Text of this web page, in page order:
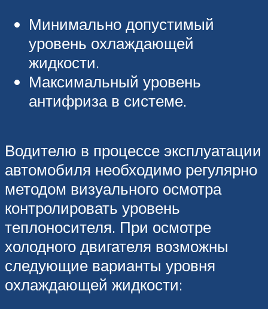
Минимально допустимый
уровень охлаждающей
жидкости.
Максимальный уровень
антифриза в системе.
Водителю в процессе эксплуатации
автомобиля необходимо регулярно
методом визуального осмотра
контролировать уровень
теплоносителя. При осмотре
холодного двигателя возможны
следующие варианты уровня
охлаждающей жидкости: